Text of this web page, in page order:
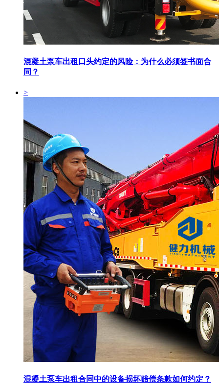
混凝土泵车出租口头约定的风险：为什么必须签书面合
同？
>
混凝土泵车出租合同中的设备损坏赔偿条款如何约定？